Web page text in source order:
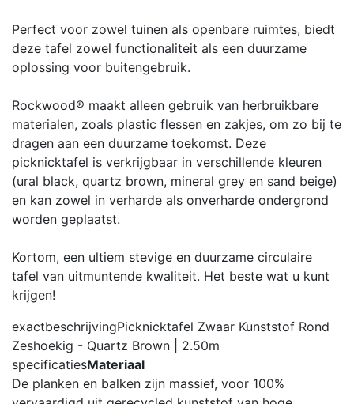
Perfect voor zowel tuinen als openbare ruimtes, biedt
deze tafel zowel functionaliteit als een duurzame
oplossing voor buitengebruik.
Rockwood® maakt alleen gebruik van herbruikbare
materialen, zoals plastic flessen en zakjes, om zo bij te
dragen aan een duurzame toekomst. Deze
picknicktafel is verkrijgbaar in verschillende kleuren
(ural black, quartz brown, mineral grey en sand beige)
en kan zowel in verharde als onverharde ondergrond
worden geplaatst.
Kortom, een ultiem stevige en duurzame circulaire
tafel van uitmuntende kwaliteit. Het beste wat u kunt
krijgen!
exactbeschrijvingPicknicktafel Zwaar Kunststof Rond
Zeshoekig - Quartz Brown | 2.50m
specificatiesMateriaal
De planken en balken zijn massief, voor 100%